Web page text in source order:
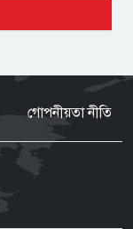
গোপনীয়তা নীতি